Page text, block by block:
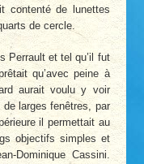
contenté de lunettes
de cercle.
Perrault et tel qu’il fut
qu’avec peine à
aurait voulu y voir
larges fenêtres, par
il permettait au
objectifs simples et
Dominique Cassini.